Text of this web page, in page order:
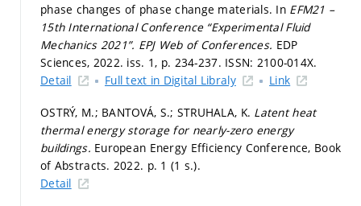
phase changes of phase change materials. In EFM21 –
15th International Conference “Experimental Fluid
Mechanics 2021”. EPJ Web of Conferences. EDP
Sciences, 2022. iss. 1, p. 234-237. ISSN: 2100-014X.
Detail
Full text in Digital Libraly Link
OSTRÝ, M.; BANTOVÁ, S.; STRUHALA, K. Latent heat
thermal energy storage for nearly-zero energy
buildings. European Energy Efficiency Conference, Book
of Abstracts. 2022. p. 1 (1 s.).
Detail